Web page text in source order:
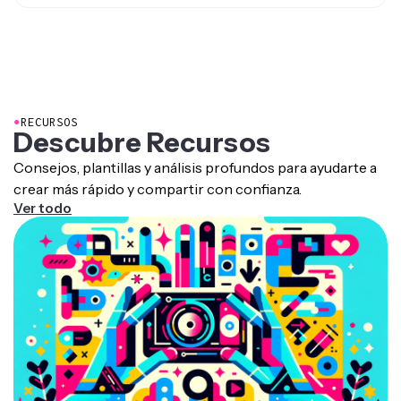
●RECURSOS
Descubre Recursos
Consejos, plantillas y análisis profundos para ayudarte a
crear más rápido y compartir con confianza.
Ver todo